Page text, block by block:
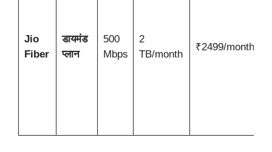
Jio
Fiber
डायमंड
प्लान
500
Mbps
2
TB/month
₹2499/month